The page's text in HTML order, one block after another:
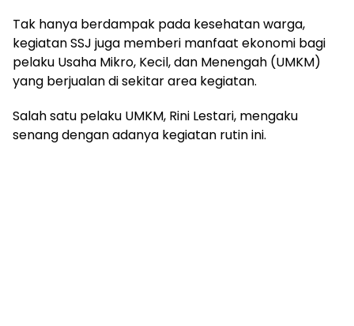
Tak hanya berdampak pada kesehatan warga,
kegiatan SSJ juga memberi manfaat ekonomi bagi
pelaku Usaha Mikro, Kecil, dan Menengah (UMKM)
yang berjualan di sekitar area kegiatan.
Salah satu pelaku UMKM, Rini Lestari, mengaku
senang dengan adanya kegiatan rutin ini.